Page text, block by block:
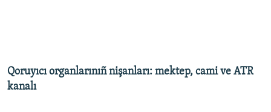
Qoruyıcı organlarınıñ nişanları: mektep, cami ve ATR
kanalı